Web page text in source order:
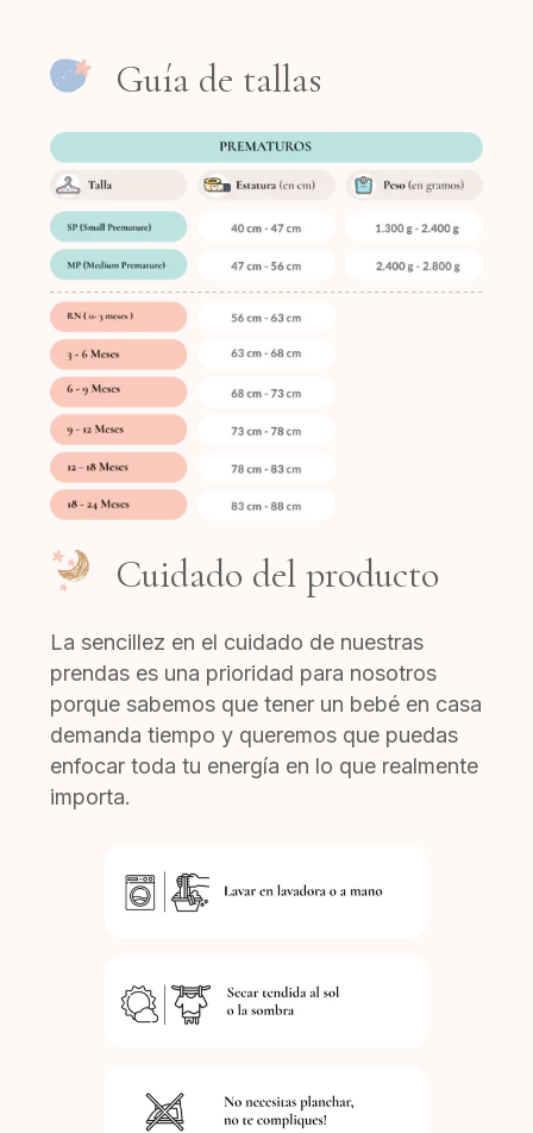
Guía de tallas
Cuidado del producto
La sencillez en el cuidado de nuestras
prendas es una prioridad para nosotros
porque sabemos que tener un bebé en casa
demanda tiempo y queremos que puedas
enfocar toda tu energía en lo que realmente
importa.